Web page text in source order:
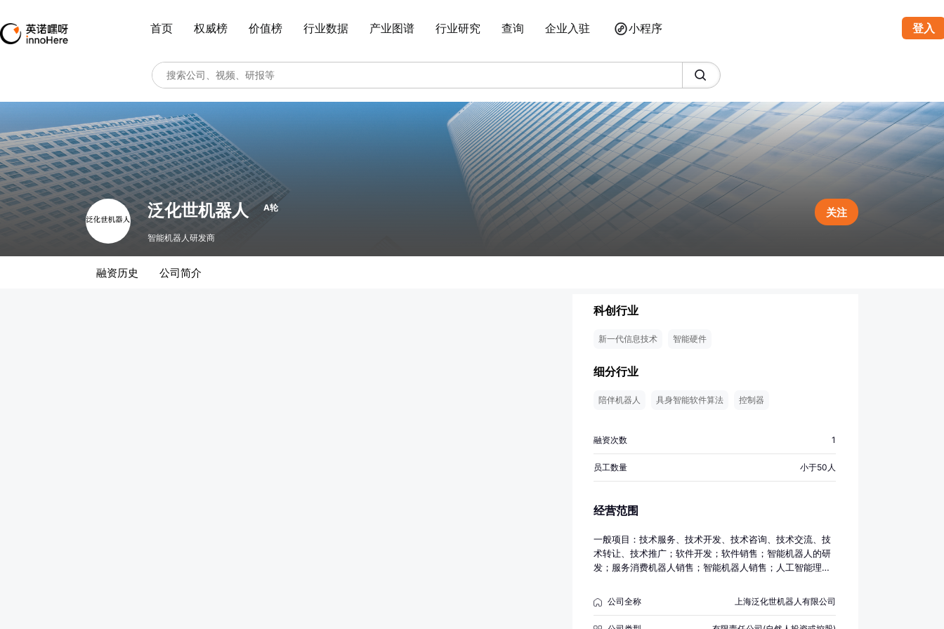
首页 权威榜 价值榜 行业数据 产业图谱 行业研究 查询 企业入驻 小程序 登入
泛化世机器人 A轮
智能机器人研发商
关注
融资历史 公司简介
科创行业
新一代信息技术 智能硬件
细分行业
陪伴机器人 具身智能软件算法 控制器
融资次数 1
员工数量 小于50人
经营范围
一般项目：技术服务、技术开发、技术咨询、技术交流、技
术转让、技术推广；软件开发；软件销售；智能机器人的研
发；服务消费机器人销售；智能机器人销售；人工智能理论
件开发；人工智能公共数据平台；人工智能通用应用系统；
人工智能硬件销售；人工智能基础资源与技术平台；人工智
能公共服务平台技术咨询服务；信息技术咨询服务；信息系
公司全称 上海泛化世机器人有限公司